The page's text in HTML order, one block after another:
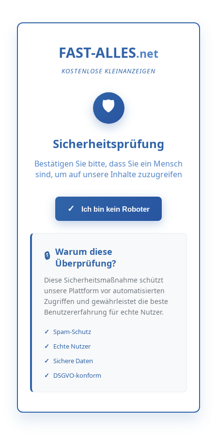
FAST-ALLES
KOSTENLOSE KLEINANZEIGEN
Sicherheitsprüfung
Bestätigen Sie bitte, dass Sie ein Mensch
sind, um auf unsere Inhalte zuzugreifen
✓ Ich bin kein Roboter
Warum diese
Überprüfung?
Diese Sicherheitsmaßnahme schützt
unsere Plattform vor automatisierten
Zugriffen und gewährleistet die beste
Benutzererfahrung für echte Nutzer.
Spam-Schutz
Echte Nutzer
Sichere Daten
DSGVO-konform